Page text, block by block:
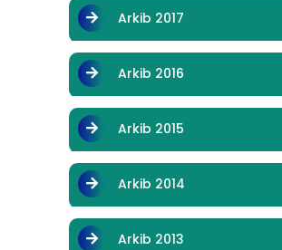
Arkib 2017
Arkib 2016
Arkib 2015
Arkib 2014
Arkib 2013